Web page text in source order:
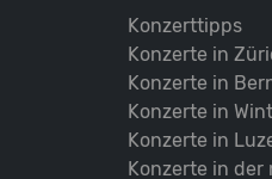
Konzerttipps
Konzerte in
Konzerte in
Konzerte in
Konzerte in
Konzerte in der